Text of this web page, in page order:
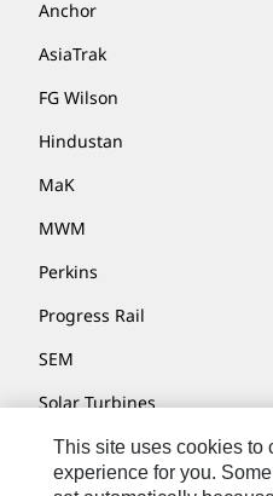
Anchor
AsiaTrak
FG Wilson
Hindustan
MaK
MWM
Perkins
Progress Rail
SEM
Solar Turbines
SPM Oil & Gas
Turner Powertrain Systems
This site uses cookies to
experience for you.